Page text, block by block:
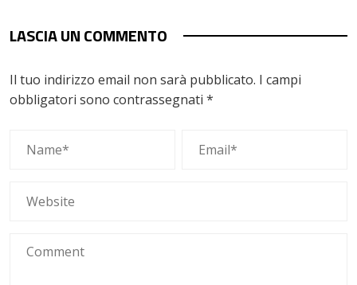
LASCIA UN COMMENTO
Il tuo indirizzo email non sarà pubblicato. I campi
obbligatori sono contrassegnati *